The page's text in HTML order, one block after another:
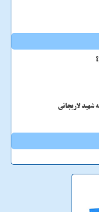
شهید لاریجانی